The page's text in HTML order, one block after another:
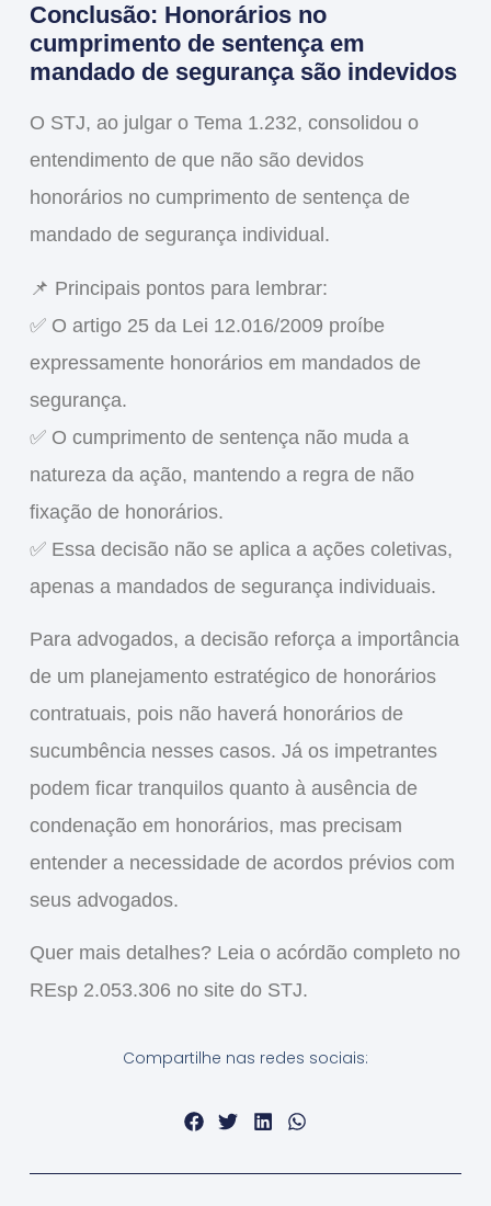
Conclusão: Honorários no
cumprimento de sentença em
mandado de segurança são indevidos
O STJ, ao julgar o Tema 1.232, consolidou o
entendimento de que não são devidos
honorários no cumprimento de sentença de
mandado de segurança individual .
📌 Principais pontos para lembrar:
✅ O artigo 25 da Lei 12.016/2009 proíbe
expressamente honorários em mandados de
segurança.
✅ O cumprimento de sentença não muda a
natureza da ação, mantendo a regra de não
fixação de honorários.
✅ Essa decisão não se aplica a ações coletivas,
apenas a mandados de segurança individuais.
Para advogados, a decisão reforça a importância
de um planejamento estratégico de honorários
contratuais, pois não haverá honorários de
sucumbência nesses casos. Já os impetrantes
podem ficar tranquilos quanto à ausência de
condenação em honorários, mas precisam
entender a necessidade de acordos prévios com
seus advogados.
Quer mais detalhes? Leia o acórdão completo no
REsp 2.053.306no site do STJ.
Compartilhe nas redes sociais: